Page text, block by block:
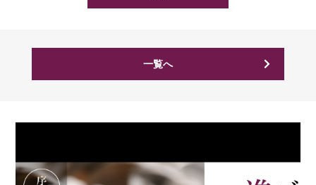
一覧へ